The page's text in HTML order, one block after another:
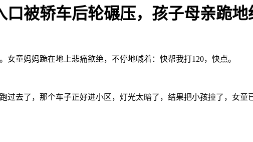
被轿车后轮碾压，孩子母亲跪
童妈妈跪在地上悲痛欲绝，不停地喊着：快帮我打120，快点。
去了，那个车子正好进小区，灯光太暗了，结果把小孩撞了，女童